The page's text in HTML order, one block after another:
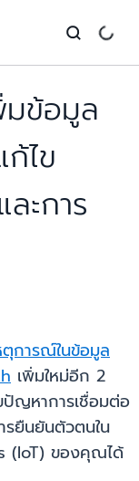
มข้อมูล
ไข
ะการ
ตุการณ์ในข้อมูล
เพิ่มใหม่อีก 2
ปัญหาการเชื่อมต่อ
ยืนยันตัวตนใน
ของคุณได้